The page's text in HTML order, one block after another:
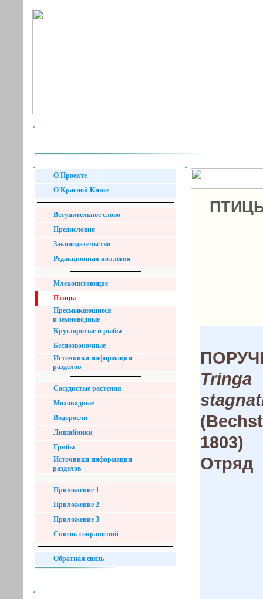
О Проекте
О Красной Книге
Вступительное слово
Предисловие
Законодательство
Редакционная коллегия
Млекопитающие
Птицы
Пресмыкающиеся
и земноводные
Круглоротые и рыбы
Беспозвоночные
Источники информации
разделов
Сосудистые растения
Моховидные
Водоросли
Лишайники
Грибы
Источники информации
разделов
Приложение 1
Приложение 2
Приложение 3
Список сокращений
Обратная связь
Tringa
1803)
Отряд